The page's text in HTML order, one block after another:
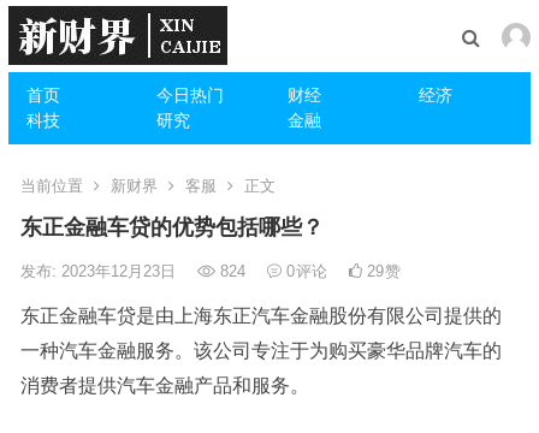
首页 今日热门 财经
经济
科技
研究 金融
当前位置 新财界 客服 正文
东正金融车贷的优势包括哪些？
发布: 2023年12月23日 824 0评论 29赞
东正金融车贷是由上海东正汽车金融股份有限公司提供的
一种汽车金融服务。该公司专注于为购买豪华品牌汽车的
消费者提供汽车金融产品和服务。